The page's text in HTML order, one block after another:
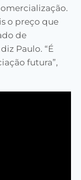
o preço que
de
Paulo. “É
futura”,